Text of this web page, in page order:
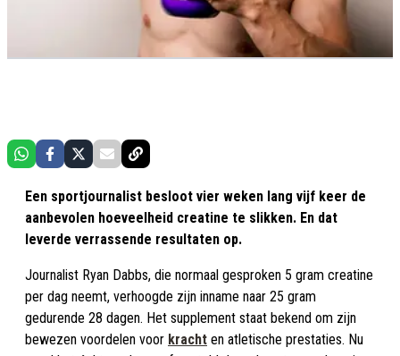
Een sportjournalist besloot vier weken lang vijf keer de
aanbevolen hoeveelheid creatine te slikken. En dat
leverde verrassende resultaten op.
Journalist Ryan Dabbs, die normaal gesproken 5 gram creatine
per dag neemt, verhoogde zijn inname naar 25 gram
gedurende 28 dagen. Het supplement staat bekend om zijn
bewezen voordelen voor kracht en atletische prestaties. Nu